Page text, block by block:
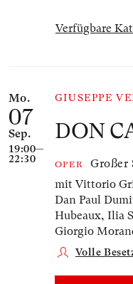
Verfügbare
Mo.
07
Sep.
19:00—
22:30
GIUSEPPE
DON
OPER
Großer
mit Vittorio
Dan Paul
Hubeaux, Ilia
Giorgio
Volle